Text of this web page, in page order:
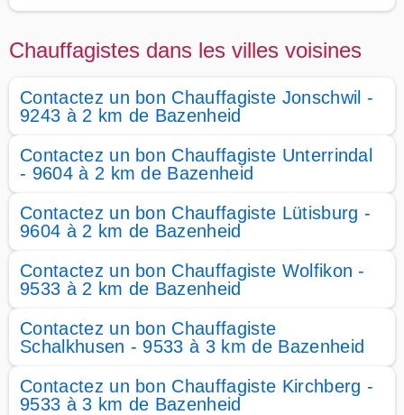
Chauffagistes dans les villes voisines
Contactez un bon Chauffagiste Jonschwil -
9243 à 2 km de Bazenheid
Contactez un bon Chauffagiste Unterrindal
- 9604 à 2 km de Bazenheid
Contactez un bon Chauffagiste Lütisburg -
9604 à 2 km de Bazenheid
Contactez un bon Chauffagiste Wolfikon -
9533 à 2 km de Bazenheid
Contactez un bon Chauffagiste
Schalkhusen - 9533 à 3 km de Bazenheid
Contactez un bon Chauffagiste Kirchberg -
9533 à 3 km de Bazenheid